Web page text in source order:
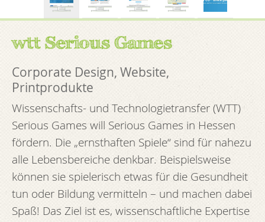
wtt Serious Games
Corporate Design, Website,
Printprodukte
Wissenschafts- und Technologietransfer (WTT)
Serious Games will Serious Games in Hessen
fördern. Die „ernsthaften Spiele“ sind für nahezu
alle Lebensbereiche denkbar. Beispielsweise
können sie spielerisch etwas für die Gesundheit
tun oder Bildung vermitteln – und machen dabei
Spaß! Das Ziel ist es, wissenschaftliche Expertise